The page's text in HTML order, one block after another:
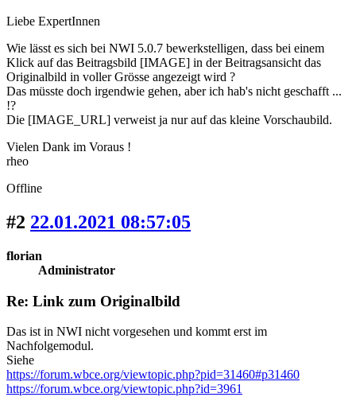
Liebe ExpertInnen
Wie lässt es sich bei NWI 5.0.7 bewerkstelligen, dass bei einem
Klick auf das Beitragsbild [IMAGE] in der Beitragsansicht das
Originalbild in voller Grösse angezeigt wird ?
Das müsste doch irgendwie gehen, aber ich hab's nicht geschafft ...
!?
Die [IMAGE_URL] verweist ja nur auf das kleine Vorschaubild.
Vielen Dank im Voraus !
rheo
Offline
#2 22.01.2021 08:57:05
florian
Administrator
Re: Link zum Originalbild
Das ist in NWI nicht vorgesehen und kommt erst im
Nachfolgemodul.
Siehe
https://forum.wbce.org/viewtopic.php?pid=31460#p31460
https://forum.wbce.org/viewtopic.php?id=3961